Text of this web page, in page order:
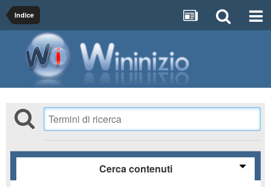
Indice
Cerca contenuti